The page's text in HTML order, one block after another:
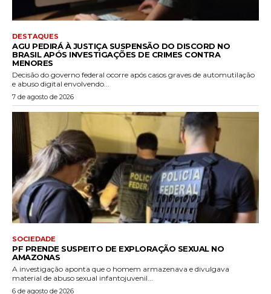
DESTAQUES
AGU PEDIRÁ À JUSTIÇA SUSPENSÃO DO DISCORD NO
BRASIL APÓS INVESTIGAÇÕES DE CRIMES CONTRA
MENORES
Decisão do governo federal ocorre após casos graves de automutilação
e abuso digital envolvendo...
7 de agosto de 2026
SOCIEDADE
PF PRENDE SUSPEITO DE EXPLORAÇÃO SEXUAL NO
AMAZONAS
A investigação aponta que o homem armazenava e divulgava
material de abuso sexual infantojuvenil...
6 de agosto de 2026